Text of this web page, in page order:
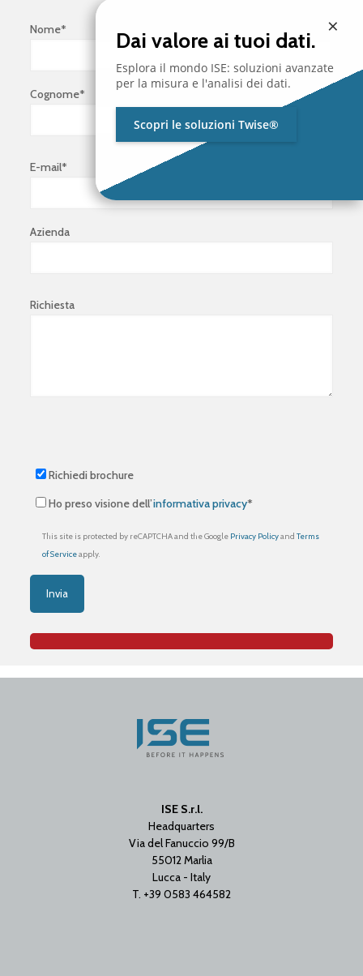
Nome*
Cognome*
E-mail*
Azienda
Richiesta
Richiedi brochure
Ho preso visione dell’informativa privacy*
This site is protected by reCAPTCHA and the Google Privacy Policyand Terms
of Serviceapply.
ISE S.r.l.
Headquarters
Via del Fanuccio 99/B
55012 Marlia
Lucca - Italy
T. +39 0583 464582
×
Dai valore ai tuoi dati.
Esplora il mondo ISE: soluzioni avanzate
per la misura e l'analisi dei dati.
Scopri le soluzioni Twise®